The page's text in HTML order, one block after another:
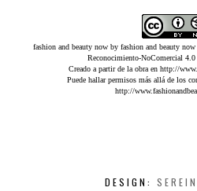
fashion and beauty now by fashion and beauty now
Reconocimiento-NoComercial 4.0
Creado a partir de la obra en http://
Puede hallar permisos más allá de los
http://
DESIGN: